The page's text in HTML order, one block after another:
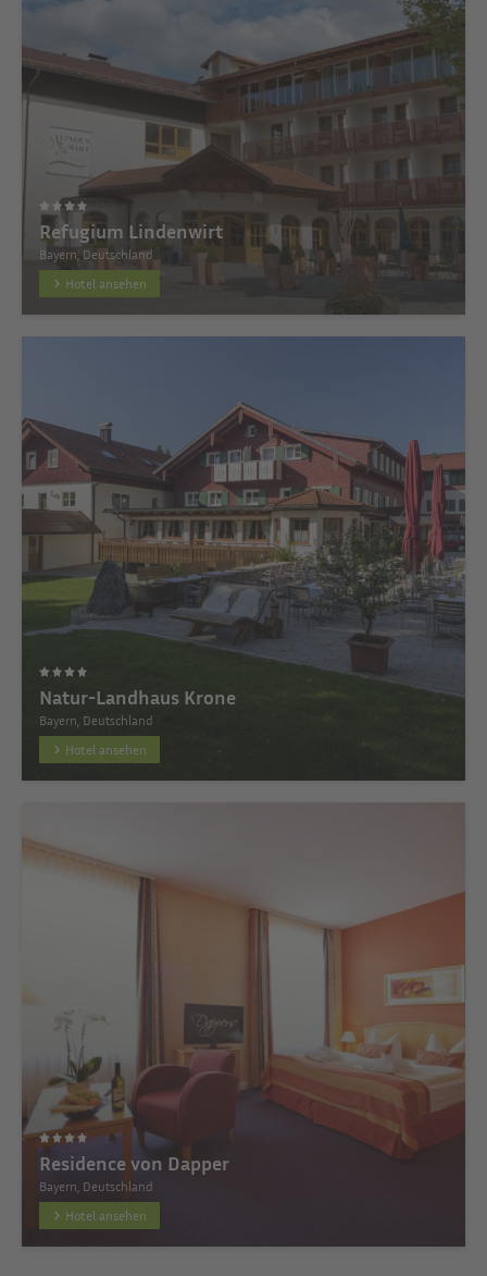
Refugium Lindenwirt
Bayern, Deutschland
Hotel ansehen
Natur-Landhaus Krone
Bayern, Deutschland
Hotel ansehen
Residence von Dapper
Bayern, Deutschland
Hotel ansehen